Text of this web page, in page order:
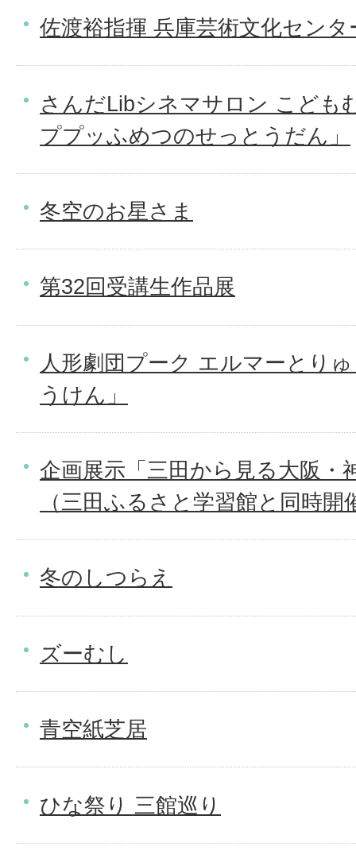
佐渡裕指揮 兵庫芸術文化セン
さんだLibシネマサロン こども
ププッふめつのせっとうだん」
冬空のお星さま
第32回受講生作品展
人形劇団プーク エルマーとり
うけん」
企画展示「三田から見る大阪・
（三田ふるさと学習館と同時開
冬のしつらえ
ズーむし
青空紙芝居
ひな祭り 三館巡り